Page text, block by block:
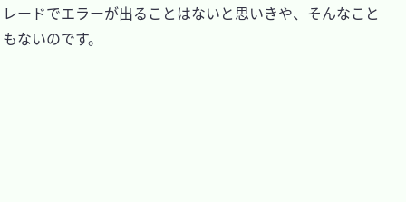
レードでエラーが出ることはないと思いきや、そんなこと
もないのです。